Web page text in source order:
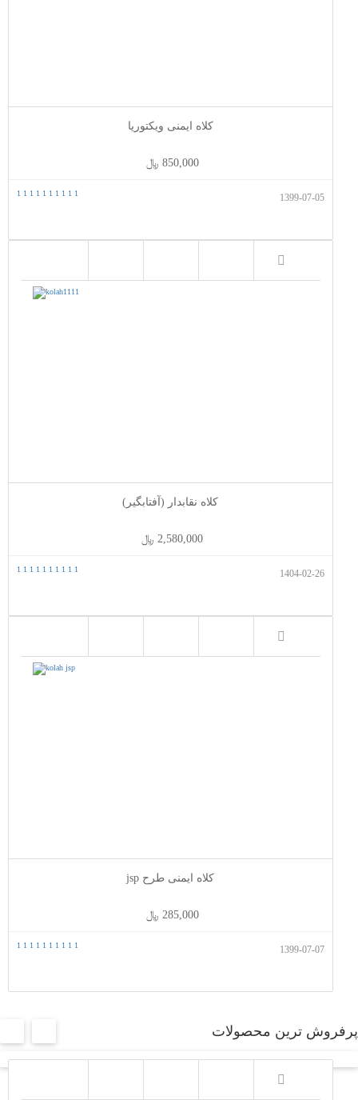
کلاه ایمنی ویکتوریا
850,000 ﷼
1399-07-05
1
1
1
1
1
1
1
1
1
1
کلاه نقابدار (آفتابگیر)
2,580,000 ﷼
1404-02-26
1
1
1
1
1
1
1
1
1
1
کلاه ایمنی طرح jsp
285,000 ﷼
1399-07-07
1
1
1
1
1
1
1
1
1
1
پرفروش ترین محصولات